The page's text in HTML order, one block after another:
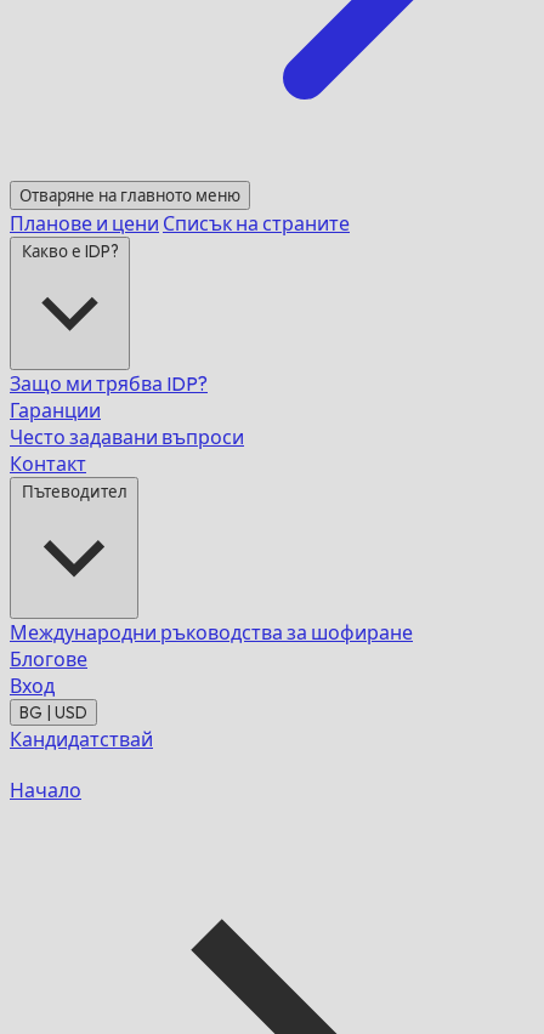
Отваряне на главното меню
Планове и цени Списък на страните
Какво е IDP?
Защо ми трябва IDP?
Гаранции
Често задавани въпроси
Контакт
Пътеводител
Международни ръководства за шофиране
Блогове
Вход
BG | USD
Кандидатствай
Начало